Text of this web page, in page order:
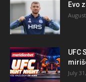
Evo
UFC
July